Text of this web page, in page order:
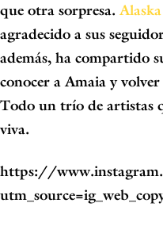
que otra sorpresa. Alaska
agradecido a sus
además, ha compartido
conocer a Amaia y
Todo un trío de artistas
viva.
https://